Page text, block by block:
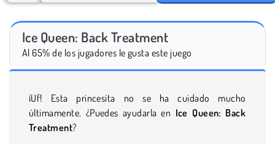
Ice Queen: Back Treatment
Al 65% de los jugadores le gusta este juego
¡Uf! Esta princesita no se ha cuidado mucho
últimamente. ¿Puedes ayudarla en Ice Queen: Back
Treatment?